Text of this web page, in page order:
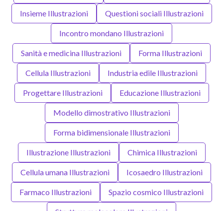
Insieme Illustrazioni Questioni sociali Illustrazioni
Incontro mondano Illustrazioni
Sanità e medicina Illustrazioni Forma Illustrazioni
Cellula Illustrazioni Industria edile Illustrazioni
Progettare Illustrazioni Educazione Illustrazioni
Modello dimostrativo Illustrazioni
Forma bidimensionale Illustrazioni
Illustrazione Illustrazioni Chimica Illustrazioni
Cellula umana Illustrazioni Icosaedro Illustrazioni
Farmaco Illustrazioni Spazio cosmico Illustrazioni